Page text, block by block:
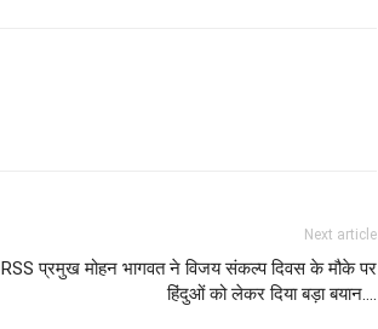
Next article
RSS प्रमुख मोहन भागवत ने विजय संकल्प दिवस के मौके पर
हिंदुओं को लेकर दिया बड़ा बयान….